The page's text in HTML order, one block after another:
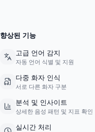
향상된 기능
고급 언어 감지
자동 언어 식별 및 지원
다중 화자 인식
서로 다른 화자 구분
분석 및 인사이트
상세한 음성 패턴 및 지표 확인
실시간 처리